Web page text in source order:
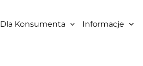
Dla Konsumenta Informacje